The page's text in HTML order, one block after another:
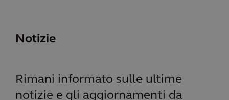
Notizie
Rimani informato sulle ultime
notizie e gli aggiornamenti da